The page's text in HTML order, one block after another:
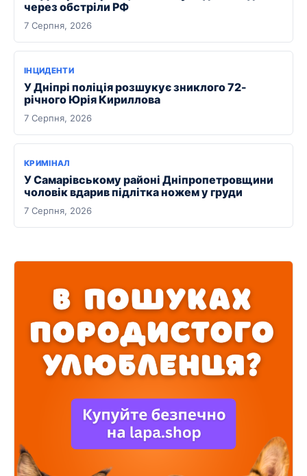
через обстріли РФ
7 Серпня, 2026
ІНЦИДЕНТИ
У Дніпрі поліція розшукує зниклого 72-
річного Юрія Кириллова
7 Серпня, 2026
КРИМІНАЛ
У Самарівському районі Дніпропетровщини
чоловік вдарив підлітка ножем у груди
7 Серпня, 2026